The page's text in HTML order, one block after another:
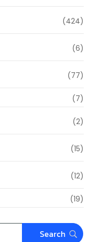
(424)
(6)
(77)
(7)
(2)
(15)
(12)
(19)